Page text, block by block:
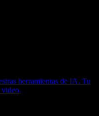
herramientas de IA. Tu
video.